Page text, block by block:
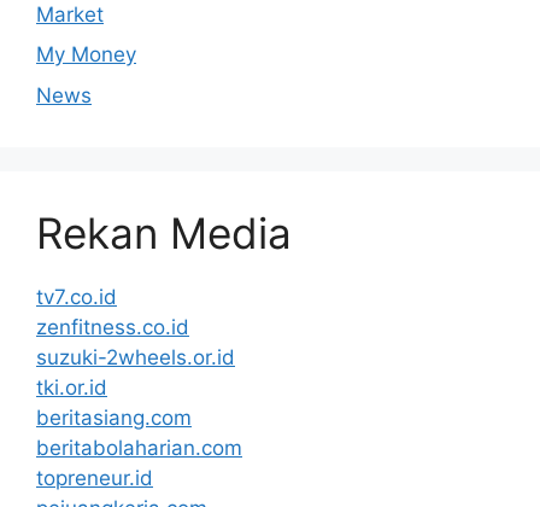
Market
My Money
News
Rekan Media
tv7.co.id
zenfitness.co.id
suzuki-2wheels.or.id
tki.or.id
beritasiang.com
beritabolaharian.com
topreneur.id